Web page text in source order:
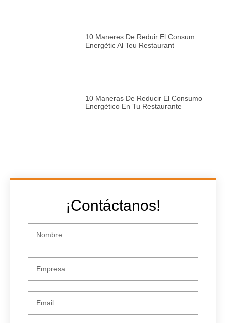
10 Maneres De Reduir El Consum
Energètic Al Teu Restaurant
10 Maneras De Reducir El Consumo
Energético En Tu Restaurante
¡Contáctanos!